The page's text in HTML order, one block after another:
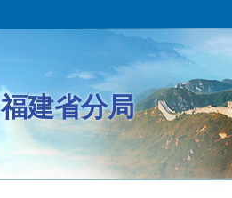
福建省分局